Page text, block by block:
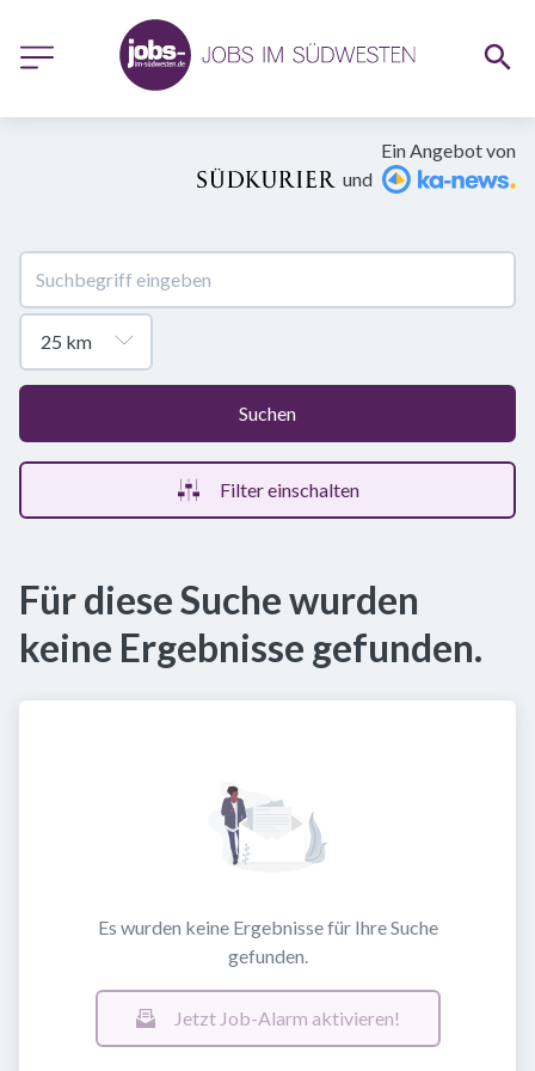
Ein Angebot von
und
Suchen
Filter einschalten
Für diese Suche wurden
keine Ergebnisse gefunden.
Es wurden keine Ergebnisse für Ihre Suche
gefunden.
Jetzt Job-Alarm aktivieren!